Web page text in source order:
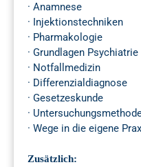
· Anamnese
· Injektionstechniken
· Pharmakologie
· Grundlagen Psychiatrie
· Notfallmedizin
· Differenzialdiagnose
· Gesetzeskunde
·
· Wege in die eigene
Zusätzlich: